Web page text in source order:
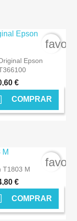
Ver+ Epson
€
COMPRAR
Ver+
T1803 M
€
COMPRAR